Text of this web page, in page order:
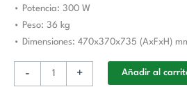
• Potencia: 300 W
• Peso: 36 kg
• Dimensiones: 470x370x735 (AxFxH)
- + Añadir al